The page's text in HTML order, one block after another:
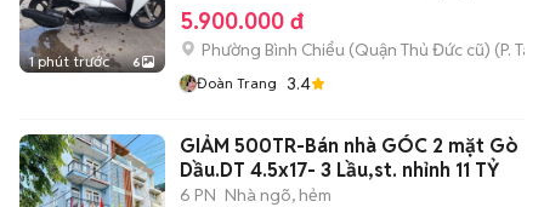
1 phút trước 6
5.900.000 đ
Phường Bình Chiểu (Quận Thủ Đức cũ) (P.
Đoàn Trang 3.4
GIẢM 500TR-Bán nhà GÓC 2 mặt Gò
Dầu.DT 4.5x17- 3 Lầu,st. nhỉnh 11 TỶ
6 PN Nhà ngõ, hẻm